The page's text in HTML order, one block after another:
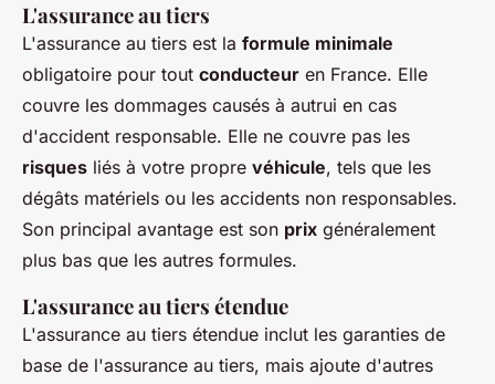
L'assurance au tiers
L'assurance au tiers est la formule minimale
obligatoire pour tout conducteur en France. Elle
couvre les dommages causés à autrui en cas
d'accident responsable. Elle ne couvre pas les
risques liés à votre propre véhicule, tels que les
dégâts matériels ou les accidents non responsables.
Son principal avantage est son prix généralement
plus bas que les autres formules.
L'assurance au tiers étendue
L'assurance au tiers étendue inclut les garanties de
base de l'assurance au tiers, mais ajoute d'autres